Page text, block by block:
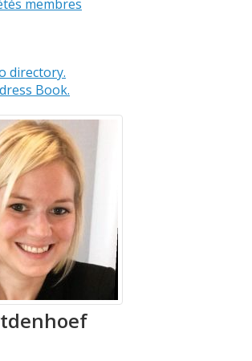
membres
directory.
Book.